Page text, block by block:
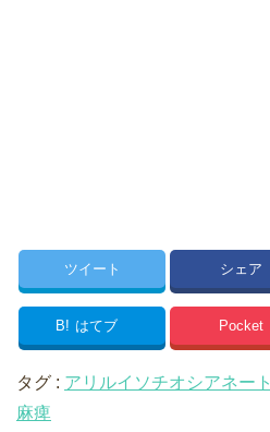
ツイート シェア
B! はてブ Pocket
タグ : アリルイソチオシアネート
麻痺